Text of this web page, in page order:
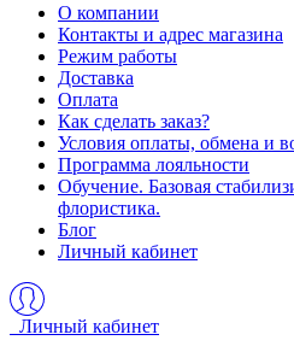
О компании
Контакты и адрес магазина
Режим работы
Доставка
Оплата
Как сделать заказ?
Условия оплаты, обмена и
Программа лояльности
Обучение. Базовая
флористика.
Блог
Личный кабинет
Личный кабинет